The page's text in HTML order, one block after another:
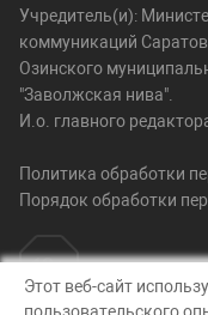
Учредитель(и):
коммуникаций
Озинского
"Заволжская нива".
И.о. главного
Политика обработки
Порядок обработки
Этот веб-сайт